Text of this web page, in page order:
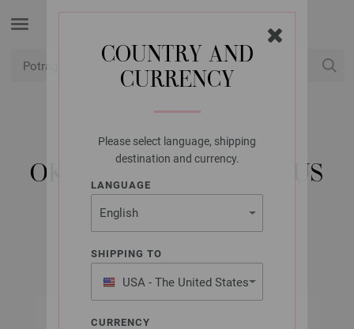
COUNTRY AND
CURRENCY
Please select language, shipping
destination and currency.
LANGUAGE
SHIPPING TO
USA - The United States
of America
CURRENCY
LANA GROSSA
OKRUGLA IGLA BAMBUS
8,0/60CM